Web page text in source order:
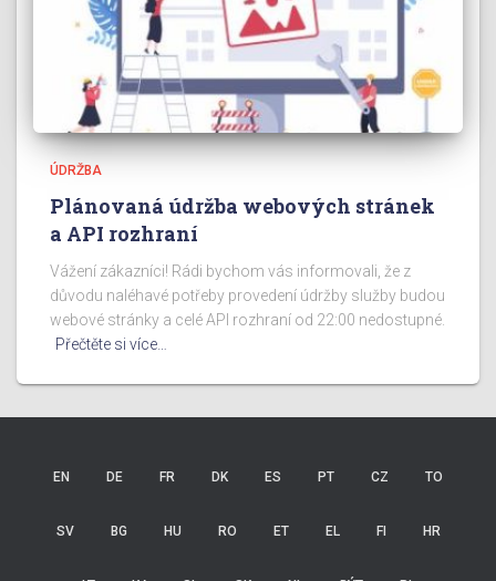
ÚDRŽBA
Plánovaná údržba webových stránek
a API rozhraní
Vážení zákazníci! Rádi bychom vás informovali, že z
důvodu naléhavé potřeby provedení údržby služby budou
webové stránky a celé API rozhraní od 22:00 nedostupné.
Přečtěte si více…
EN DE FR DK ES PT CZ TO
SV BG HU RO ET EL FI HR